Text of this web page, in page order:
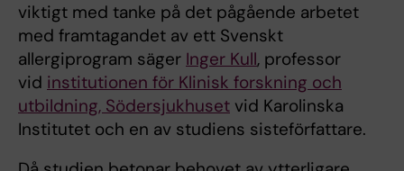
viktigt med tanke på det pågående arbetet
med framtagandet av ett Svenskt
allergiprogram säger Inger Kull, professor
vid institutionen för Klinisk forskning och
utbildning, Södersjukhuset vid Karolinska
Institutet och en av studiens sisteförfattare.